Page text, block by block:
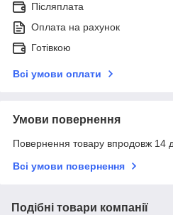
Післяплата
Оплата на рахунок
Готівкою
Всі умови оплати
Умови повернення
Повернення товару впродовж 14
Всі умови повернення
Подібні товари компанії